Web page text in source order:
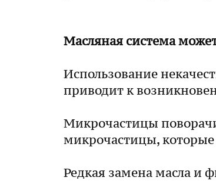
Масляная система
Использование
приводит к
Микрочастицы
микрочастицы, которые
Редкая замена масла и